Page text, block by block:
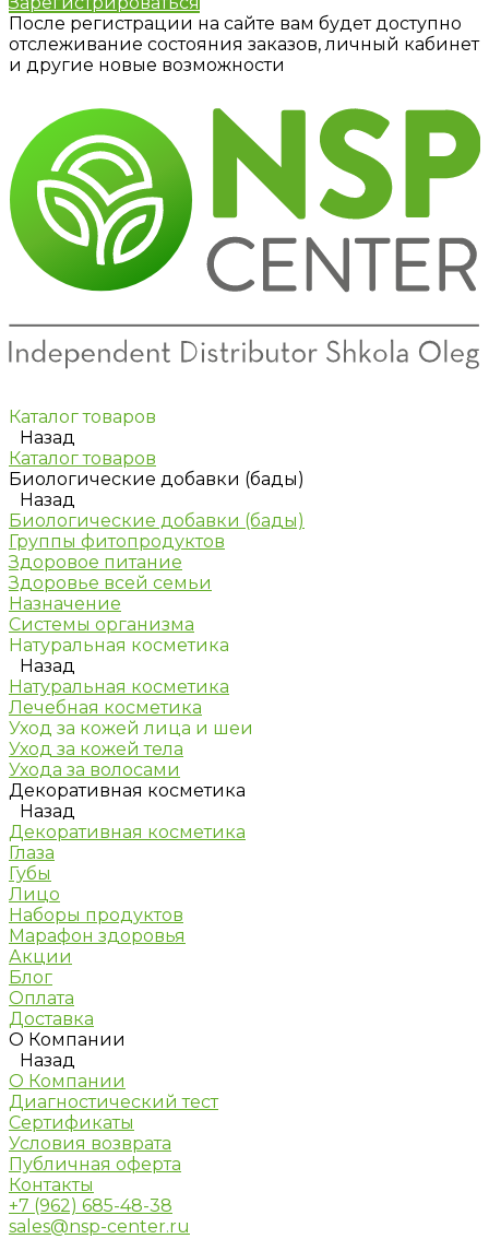
После регистрации на сайте вам будет доступно
отслеживание состояния заказов, личный кабинет
и другие новые возможности
Каталог товаров
Назад
Каталог товаров
Биологические добавки (бады)
Назад
Биологические добавки (бады)
Группы фитопродуктов
Здоровое питание
Здоровье всей семьи
Назначение
Системы организма
Натуральная косметика
Назад
Натуральная косметика
Лечебная косметика
Уход за кожей лица и шеи
Уход за кожей тела
Ухода за волосами
Декоративная косметика
Назад
Декоративная косметика
Глаза
Губы
Лицо
Наборы продуктов
Марафон здоровья
Акции
Блог
Оплата
Доставка
О Компании
Назад
О Компании
Диагностический тест
Сертификаты
Условия возврата
Публичная оферта
Контакты
+7 (962) 685-48-38
sales@nsp-center.ru